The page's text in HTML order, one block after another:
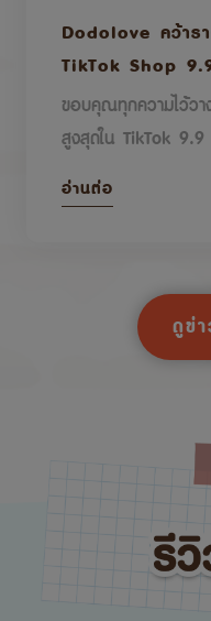
Dodolove คว้าร
TikTok Shop
ขอบคุณทุกความไว้ว
สูงสุดใน TikTok 9.9
อ่านต่อ
ดูข่